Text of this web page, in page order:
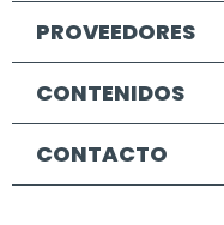
PROVEEDORES
CONTENIDOS
CONTACTO